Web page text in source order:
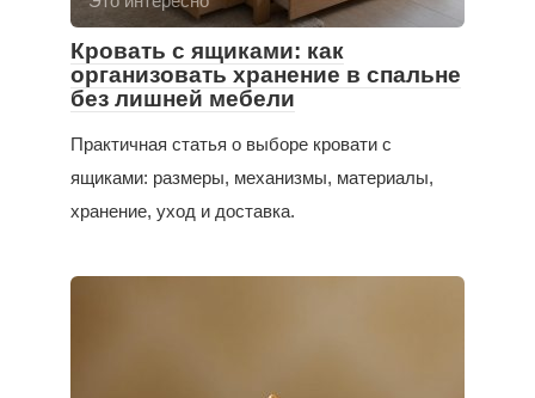
Кровать с ящиками: как
организовать хранение в спальне
без лишней мебели
Практичная статья о выборе кровати с
ящиками: размеры, механизмы, материалы,
хранение, уход и доставка.